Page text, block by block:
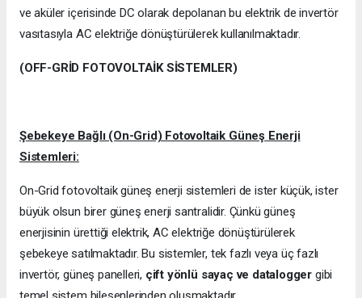
ve aküler içerisinde DC olarak depolanan bu elektrik de invertör
vasıtasıyla AC elektriğe dönüştürülerek kullanılmaktadır.
(OFF-GRİD FOTOVOLTAİK SİSTEMLER)
Şebekeye Bağlı (On-Grid) Fotovoltaik Güneş Enerji
Sistemleri:
On-Grid fotovoltaik güneş enerji sistemleri de ister küçük, ister
büyük olsun birer güneş enerji santralidir. Çünkü güneş
enerjisinin ürettiği elektrik, AC elektriğe dönüştürülerek
şebekeye satılmaktadır. Bu sistemler, tek fazlı veya üç fazlı
invertör, güneş panelleri, çift yönlü sayaç ve datalogger gibi